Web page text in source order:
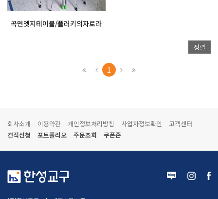
곡면엣지테이블/플러키의자로라
정렬
1
회사소개 이용약관 개인정보처리방침 사업자정보확인
고객센터
견적신청
포트폴리오 주문조회 쿠폰존